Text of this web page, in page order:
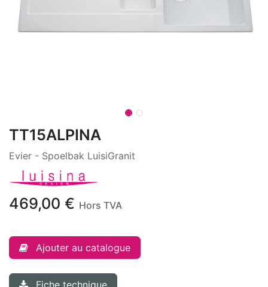
TT15ALPINA
Evier - Spoelbak LuisiGranit
469,00 € Hors TVA
Ajouter au catalogue